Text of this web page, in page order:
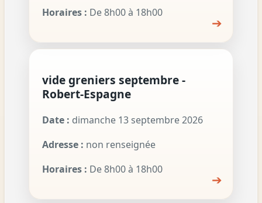
Horaires : De 8h00 à 18h00
➔
vide greniers septembre -
Robert-Espagne
Date : dimanche 13 septembre 2026
Adresse : non renseignée
Horaires : De 8h00 à 18h00
➔